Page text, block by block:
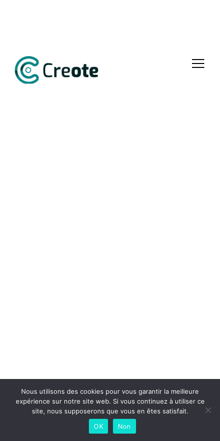
Nous utilisons des cookies pour vous garantir la meilleure
expérience sur notre site web. Si vous continuez à utiliser ce
site, nous supposerons que vous en êtes satisfait.
OK
Non